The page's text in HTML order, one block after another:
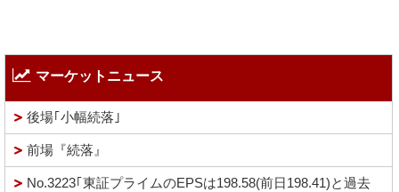
マーケットニュース
後場｢小幅続落｣
前場『続落』
No.3223｢東証プライムのEPSは198.58(前日198.41)と過去